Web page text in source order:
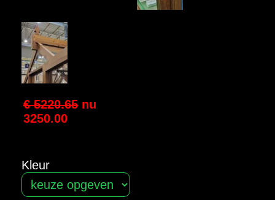
€ 5220.65 nu
3250.00
Kleur